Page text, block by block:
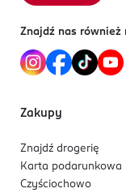
Znajdź nas również
Zakupy
Znajdź drogerię
Karta podarunkowa
Czyściochowo